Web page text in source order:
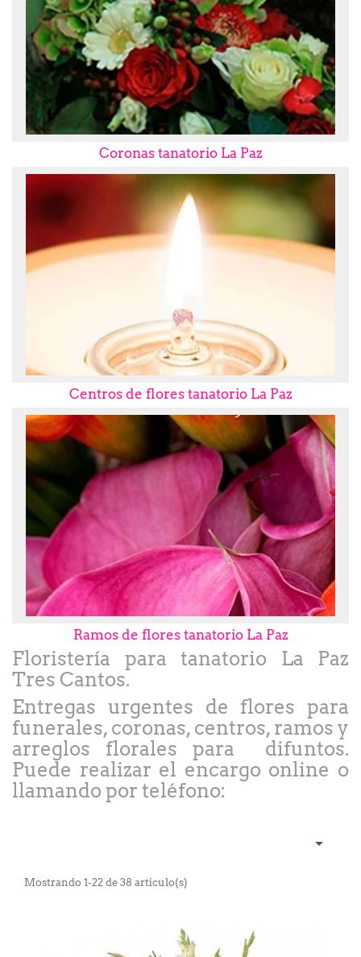
Coronas tanatorio La Paz
Centros de flores tanatorio La Paz
Ramos de flores tanatorio La Paz
Floristería para tanatorio La Paz
Tres Cantos.
Entregas urgentes de flores para
funerales, coronas, centros, ramos y
arreglos florales para difuntos.
Puede realizar el encargo online o
llamando por teléfono:

Mostrando 1-22 de 38 artículo(s)